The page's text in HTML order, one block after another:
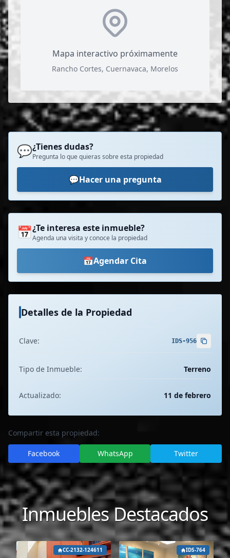
Mapa interactivo próximamente
Rancho Cortes, Cuernavaca, Morelos
💬¿Tienes dudas?
Pregunta lo que quieras sobre esta propiedad
💬Hacer una pregunta
📅¿Te interesa este inmueble?
Agenda una visita y conoce la propiedad
📅Agendar Cita
Detalles de la Propiedad
Clave: IDS-956
Tipo de Inmueble: Terreno
Actualizado: 11 de febrero
Compartir esta propiedad:
Facebook WhatsApp Twitter
Inmuebles Destacados
CC-2132-124611 IDS-764